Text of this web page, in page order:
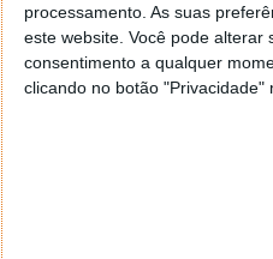
processamento. As suas
este website. Você pode alterar
consentimento a qualquer
clicando no botão "Privacidade"